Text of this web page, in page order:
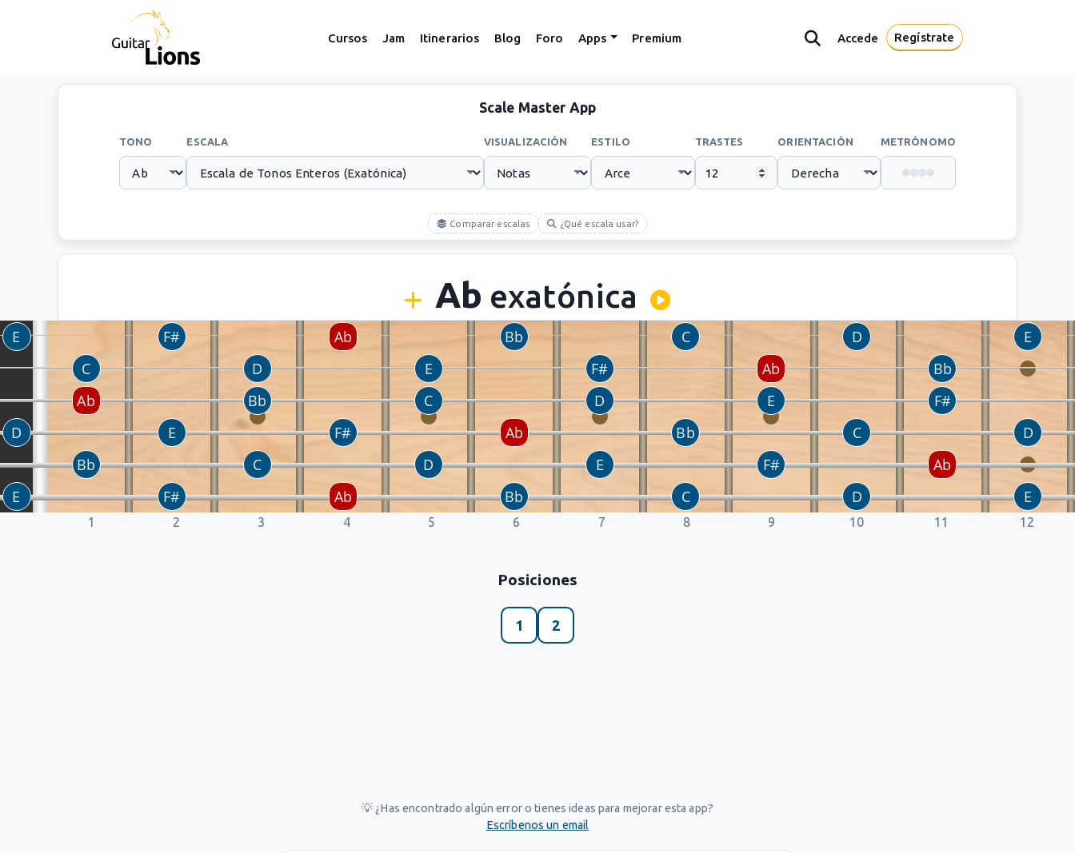
Cursos Jam Itinerarios Blog Foro Apps Premium Accede Regístrate
Scale Master App
TONO ESCALA VISUALIZACIÓN ESTILO TRASTES ORIENTACIÓN METRÓNOMO
Comparar escalas ¿Qué escala usar?
Ab exatónica
1 2 3 4 5 6 7 8 9 10 11 12
Posiciones
1 2
💡 ¿Has encontrado algún error o tienes ideas para mejorar esta app?
Escríbenos un email